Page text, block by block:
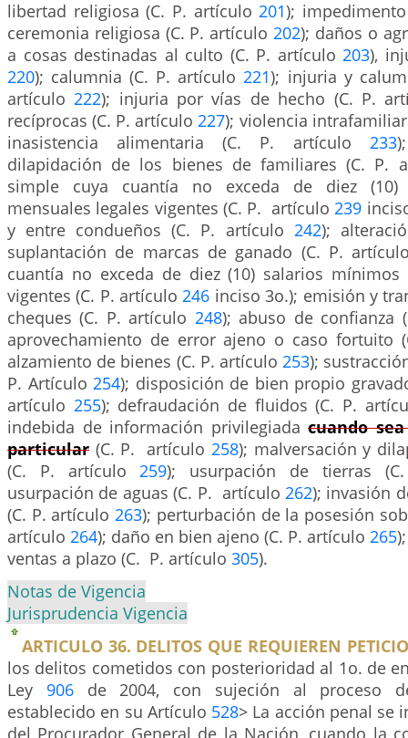
libertad religiosa (C. P. artículo201);
ceremonia religiosa (C. P. artículo202); daños o
a cosas destinadas al culto (C. P. artículo203),
220); calumnia (C. P. artículo221); injuria y
artículo222); injuria por vías de hecho (C. P.
recíprocas (C. P. artículo227); violencia
inasistencia alimentaria (C. P. artículo 233
dilapidación de los bienes de familiares (C. P.
simple cuya cuantía no exceda de diez (10)
mensuales legales vigentes (C. P. artículo239
y entre condueños (C. P. artículo 242);
suplantación de marcas de ganado (C. P.
cuantía no exceda de diez (10) salarios mínimos
vigentes (C. P. artículo246 inciso 3o.); emisión y
cheques (C. P. artículo 248); abuso de confianza
aprovechamiento de error ajeno o caso fortuito
alzamiento de bienes (C. P. artículo253);
P. Artículo254); disposición de bien propio
artículo 255); defraudación de fluidos (C. P.
indebida de información privilegiada cuando
particular (C. P. artículo 258); malversación y
(C. P. artículo259); usurpación de tierras
usurpación de aguas (C. P. artículo 262); invasión
(C. P. artículo263); perturbación de la posesión
artículo 264); daño en bien ajeno (C. P. artículo 265
ventas a plazo (C. P. artículo 305).
Notas de Vigencia
Jurisprudencia Vigencia
ARTICULO 36. DELITOS QUE REQUIEREN
los delitos cometidos con posterioridad al 1o. de
Ley 906de 2004, con sujeción al proceso
establecido en su Artículo 528> La acción penal se
del Procurador General de la Nación, cuando la